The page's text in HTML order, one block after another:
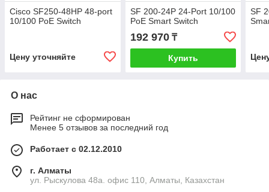
Cisco SF250-48HP 48-port
10/100 PoE Switch
Цену уточняйте
SF 200-24P 24-Port 10/100
PoE Smart Switch
192 970₸
Купить
SF
О нас
Рейтинг не сформирован
Менее 5 отзывов за последний год
Работает с 02.12.2010
г. Алматы
ул. Рыскулова 48а. офис 110, Алматы, Казахстан